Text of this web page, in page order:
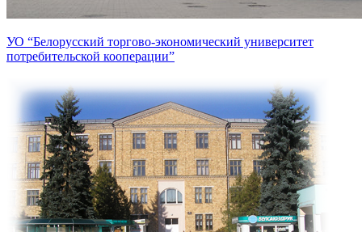
УО “Белорусский торгово-экономический университет
потребительской кооперации”